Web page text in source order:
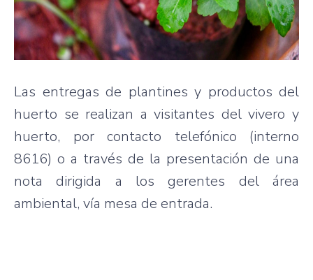
Las entregas de plantines y productos del
huerto se realizan a visitantes del vivero y
huerto, por contacto telefónico (interno
8616) o a través de la presentación de una
nota dirigida a los gerentes del área
ambiental, vía mesa de entrada.